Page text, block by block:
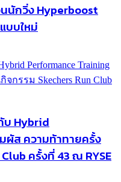
นักวิ่ง Hyperboost
บบใหม่
บ Hybrid
ผัส ความท้าทายครั้ง
ครั้งที่ 43 ณ RYSE